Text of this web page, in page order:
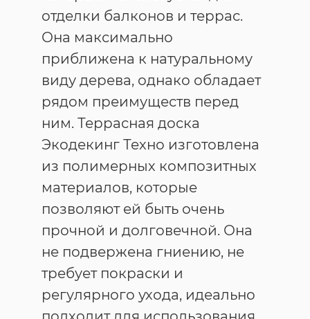
отделки балконов и террас.
Она максимально
приближена к натуральному
виду дерева, однако обладает
рядом преимуществ перед
ним. Террасная доска
Экодекинг Техно изготовлена
из полимерных композитных
материалов, которые
позволяют ей быть очень
прочной и долговечной. Она
не подвержена гниению, не
требует покраски и
регулярного ухода, идеально